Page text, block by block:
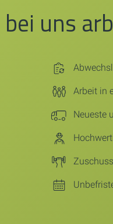
uns
Arbeit in
Neueste